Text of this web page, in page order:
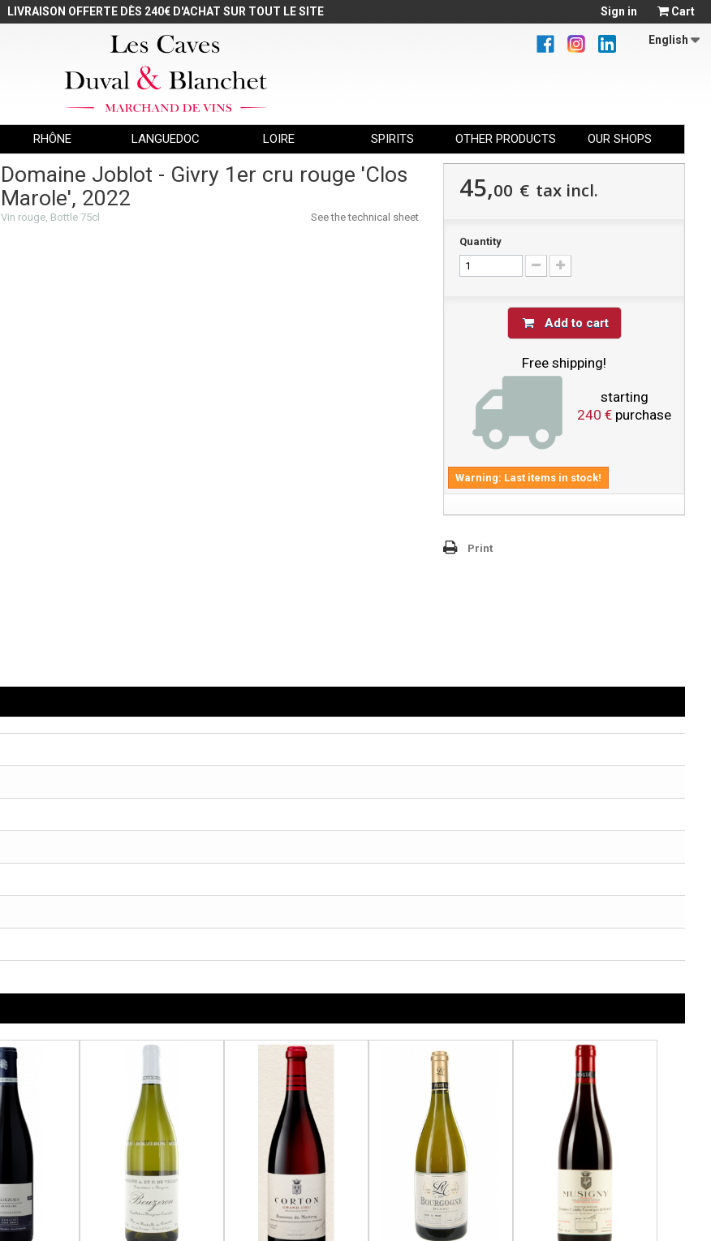
LIVRAISON OFFERTE DÈS 240€ D'ACHAT SUR TOUT LE SITE Cart
Sign in
English
RHÔNE LANGUEDOC LOIRE SPIRITS OTHER PRODUCTS OUR SHOPS
Domaine Joblot - Givry 1er cru rouge 'Clos
Marole', 2022
Vin rouge, Bottle 75cl See the technical sheet
45,00 € tax incl.
Quantity
Add to cart
Free shipping!
starting
240 € purchase
Warning: Last items in stock!
Print